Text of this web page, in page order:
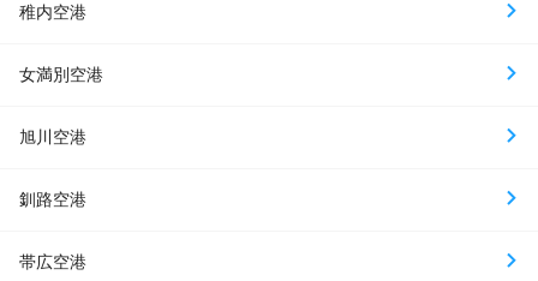
稚内空港
女満別空港
旭川空港
釧路空港
帯広空港